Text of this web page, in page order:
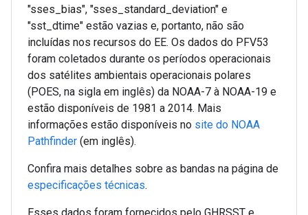
"sses_bias", "sses_standard_deviation" e
"sst_dtime" estão vazias e, portanto, não são
incluídas nos recursos do EE. Os dados do PFV53
foram coletados durante os períodos operacionais
dos satélites ambientais operacionais polares
(POES, na sigla em inglês) da NOAA-7 à NOAA-19 e
estão disponíveis de 1981 a 2014. Mais
informações estão disponíveis no site do NOAA
Pathfinder (em inglês).
Confira mais detalhes sobre as bandas na página de
especificações técnicas.